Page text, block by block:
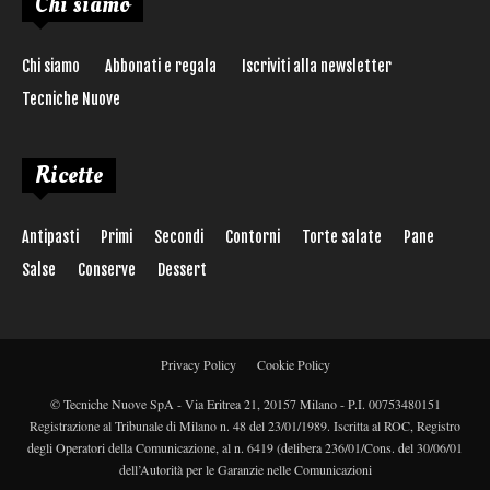
Chi siamo Abbonati e regala
Iscriviti alla newsletter
Tecniche Nuove
Ricette
Antipasti Primi Secondi Contorni Torte salate
Pane
Salse
Conserve Dessert
Privacy Policy Cookie Policy
© Tecniche Nuove SpA - Via Eritrea 21, 20157 Milano - P.I. 00753480151
Registrazione al Tribunale di Milano n. 48 del 23/01/1989. Iscritta al ROC, Registro
degli Operatori della Comunicazione, al n. 6419 (delibera 236/01/Cons. del 30/06/01
dell’Autorità per le Garanzie nelle Comunicazioni